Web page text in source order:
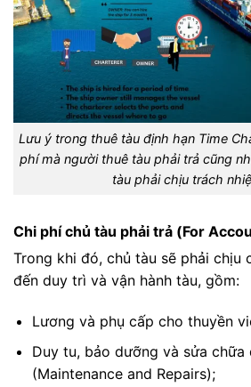
Lưu ý trong thuê tàu định hạn Time
phí mà người thuê tàu phải trả cũng
tàu phải chịu trách
Chi phí chủ tàu phải trả (For
Trong khi đó, chủ tàu sẽ phải chịu
đến duy trì và vận hành tàu, gồm:
Lương và phụ cấp cho thuyền
Duy tu, bảo dưỡng và sửa chữa
(Maintenance and Repairs);